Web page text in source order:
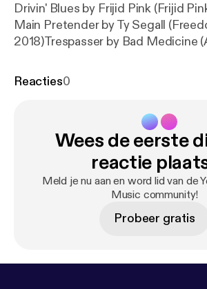
Drivin' Blues by Frijid Pink (Frijid
Main Pretender by Ty Segall
2018)Trespasser by Bad Medicine
The Blue Door, 2013)Hurry On
by Flying Burrito Brothers (The
Sin, 1969)Spanish Bombs by The
Calling, 1979)Fields of People by
(Shazam, 1970)
Reacties0
Wees de eerste
reactie
Meld je nu aan en word lid van de
Music community!
Probeer gratis